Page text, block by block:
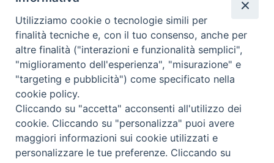
Statuto
Presidenza e ufficio presidenza
Consiglio scientifico
Coordinamento nazionale
Utilizziamo cookie o tecnologie simili per
finalità tecniche e, con il tuo consenso, anche per
altre finalità ("interazioni e funzionalità semplici",
"miglioramento dell'esperienza", "misurazione" e
"targeting e pubblicità") come specificato nella
cookie policy.
Cliccando su "accetta" acconsenti all'utilizzo dei
cookie. Cliccando su "personalizza" puoi avere
maggiori informazioni sui cookie utilizzati e
personalizzare le tue preferenze. Cliccando su